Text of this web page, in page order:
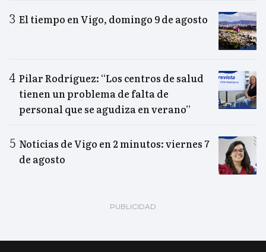
El tiempo en Vigo, domingo 9 de agosto
Pilar Rodríguez: “Los centros de salud
tienen un problema de falta de
personal que se agudiza en verano”
Noticias de Vigo en 2 minutos: viernes 7
de agosto